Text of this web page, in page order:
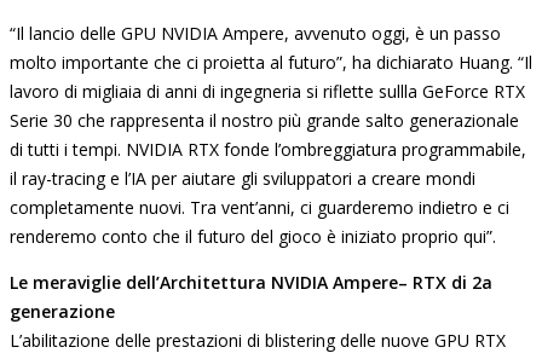
“Il lancio delle GPU NVIDIA Ampere, avvenuto oggi, è un passo
molto importante che ci proietta al futuro”, ha dichiarato Huang. “Il
lavoro di migliaia di anni di ingegneria si riflette sullla GeForce RTX
Serie 30 che rappresenta il nostro più grande salto generazionale
di tutti i tempi. NVIDIA RTX fonde l’ombreggiatura programmabile,
il ray-tracing e l’IA per aiutare gli sviluppatori a creare mondi
completamente nuovi. Tra vent’anni, ci guarderemo indietro e ci
renderemo conto che il futuro del gioco è iniziato proprio qui”.
Le meraviglie dell’Architettura NVIDIA Ampere– RTX di 2a
generazione
L’abilitazione delle prestazioni di blistering delle nuove GPU RTX